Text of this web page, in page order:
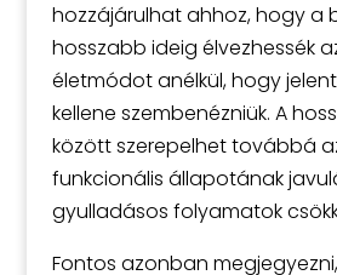
hozzájárulhat ahhoz, hogy a
hosszabb ideig élvezhessék
életmódot anélkül, hogy
kellene szembenézniük. A
között szerepelhet továbbá
funkcionális állapotának
gyulladásos folyamatok
Fontos azonban